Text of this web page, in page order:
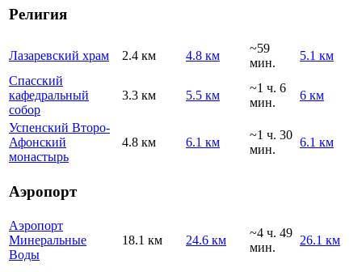
Религия
Лазаревский храм 2.4 км 4.8 км
~59
мин.
5.1 км
Спасский
кафедральный
собор
3.3 км 5.5 км
~1 ч. 6
мин.
6 км
Успенский Второ-
Афонский
монастырь
4.8 км 6.1 км
~1 ч. 30
мин.
6.1 км
Аэропорт
Аэропорт
Минеральные
Воды
18.1 км 24.6 км
~4 ч. 49
мин.
26.1 км